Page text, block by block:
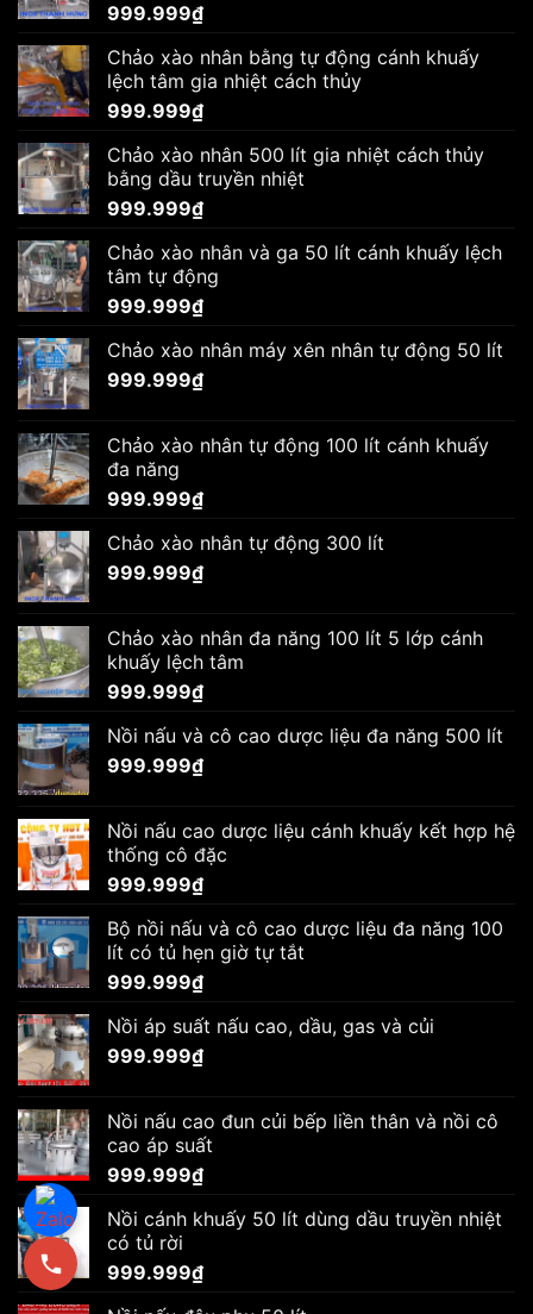
999.999₫
Chảo xào nhân bằng tự động cánh khuấy
lệch tâm gia nhiệt cách thủy
999.999₫
Chảo xào nhân 500 lít gia nhiệt cách thủy
bằng dầu truyền nhiệt
999.999₫
Chảo xào nhân và ga 50 lít cánh khuấy lệch
tâm tự động
999.999₫
Chảo xào nhân máy xên nhân tự động 50 lít
999.999₫
Chảo xào nhân tự động 100 lít cánh khuấy
đa năng
999.999₫
Chảo xào nhân tự động 300 lít
999.999₫
Chảo xào nhân đa năng 100 lít 5 lớp cánh
khuấy lệch tâm
999.999₫
Nồi nấu và cô cao dược liệu đa năng 500 lít
999.999₫
Nồi nấu cao dược liệu cánh khuấy kết hợp hệ
thống cô đặc
999.999₫
Bộ nồi nấu và cô cao dược liệu đa năng 100
lít có tủ hẹn giờ tự tắt
999.999₫
Nồi áp suất nấu cao, dầu, gas và củi
999.999₫
Nồi nấu cao đun củi bếp liền thân và nồi cô
cao áp suất
999.999₫
Nồi cánh khuấy 50 lít dùng dầu truyền nhiệt
có tủ rời
999.999₫